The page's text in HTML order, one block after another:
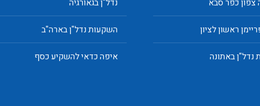
צפון כפר סבא
ראשון לציון
נדל"ן באתונה
נדל"ן בגאורגיה
השקעות נדל"ן בארה"ב
איפה כדאי להשקיע כסף